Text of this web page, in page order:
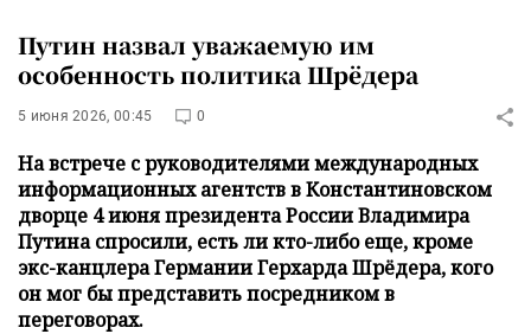
Путин назвал уважаемую им
особенность политика Шрёдера
5 июня 2026, 00:45 0
На встрече с руководителями международных
информационных агентств в Константиновском
дворце 4 июня президента России Владимира
Путина спросили, есть ли кто-либо еще, кроме
экс-канцлера Германии Герхарда Шрёдера, кого
он мог бы представить посредником в
переговорах.